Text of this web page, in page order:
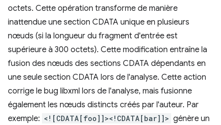
octets. Cette opération transforme de manière
inattendue une section CDATA unique en plusieurs
nœuds (si la longueur du fragment d'entrée est
supérieure à 300 octets). Cette modification entraîne la
fusion des nœuds des sections CDATA dépendants en
une seule section CDATA lors de l'analyse. Cette action
corrige le bug libxml lors de l'analyse, mais fusionne
également les nœuds distincts créés par l'auteur. Par
exemple: <![CDATA[foo]]><!CDATA[bar]]> génère un